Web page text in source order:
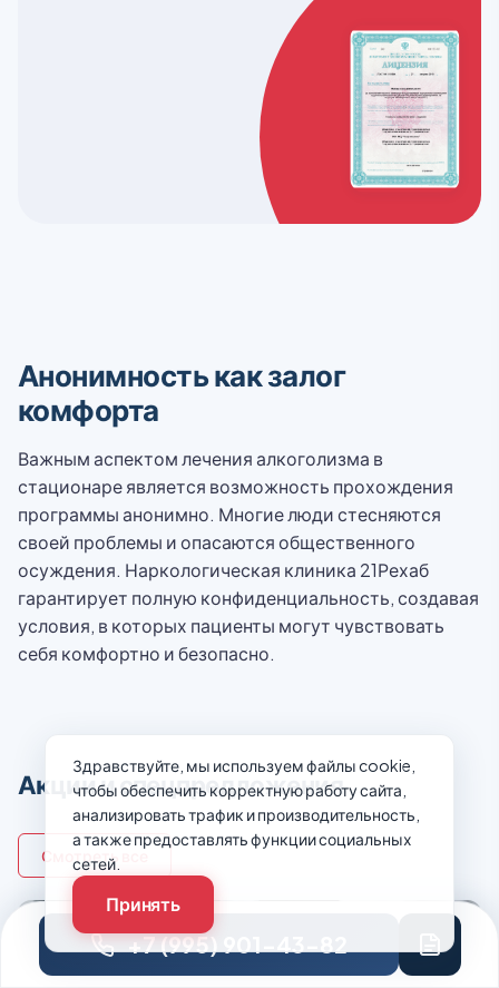
Анонимность как залог
комфорта
Важным аспектом лечения алкоголизма в
стационаре является возможность прохождения
программы анонимно. Многие люди стесняются
своей проблемы и опасаются общественного
осуждения. Наркологическая клиника 21Рехаб
гарантирует полную конфиденциальность, создавая
условия, в которых пациенты могут чувствовать
себя комфортно и безопасно.
Акции и спецпредложения
Смотреть все
+7 (995) 901-43-82
Здравствуйте, мы используем файлы cookie,
чтобы обеспечить корректную работу сайта,
анализировать трафик и производительность,
а также предоставлять функции социальных
сетей.
Принять